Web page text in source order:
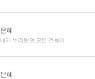
은혜
내가 누려왔던 모든 것들이
은혜